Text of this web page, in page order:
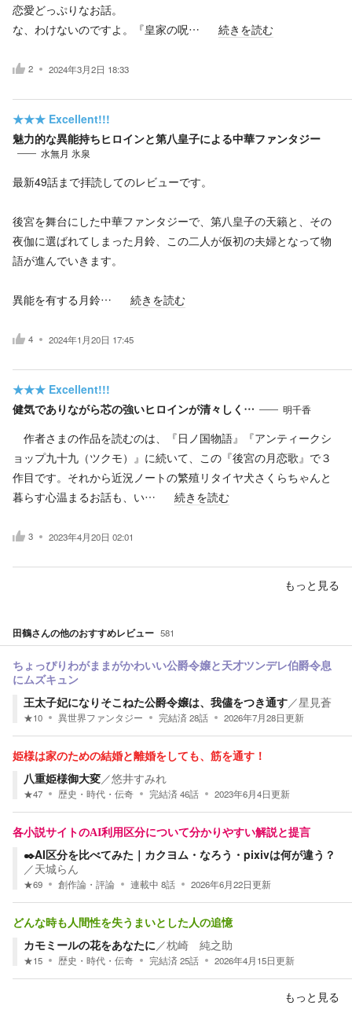
恋愛どっぷりなお話。
な、わけないのですよ。『皇家の呪…
続きを読む
2 2024年3月2日 18:33
★★★ Excellent!!!
魅力的な異能持ちヒロインと第八皇子による中華ファンタジー
水無月 氷泉
最新49話まで拝読してのレビューです。
後宮を舞台にした中華ファンタジーで、第八皇子の天籟と、その
夜伽に選ばれてしまった月鈴、この二人が仮初の夫婦となって物
語が進んでいきます。
異能を有する月鈴… 続きを読む
4 2024年1月20日 17:45
★★★ Excellent!!!
健気でありながら芯の強いヒロインが清々しく…
明千香
作者さまの作品を読むのは、『日ノ国物語』『アンティークシ
ョップ九十九（ツクモ）』に続いて、この『後宮の月恋歌』で３
作目です。それから近況ノートの繁殖リタイヤ犬さくらちゃんと
暮らす心温まるお話も、い…
続きを読む
3 2023年4月20日 02:01
もっと見る
田鶴さんの他のおすすめレビュー 581
ちょっぴりわがままがかわいい公爵令嬢と天才ツンデレ伯爵令息
にムズキュン
王太子妃になりそこねた公爵令嬢は、我儘をつき通す／星見蒼
★10 異世界ファンタジー 完結済28話 2026年7月28日更新
姫様は家のための結婚と離婚をしても、筋を通す！
八重姫様御大変／悠井すみれ
★47 歴史・時代・伝奇 完結済46話 2023年6月4日更新
各小説サイトのAI利用区分について分かりやすい解説と提言
✒️AI区分を比べてみた｜カクヨム・なろう・pixivは何が違う？
／天城らん
★69 創作論・評論 連載中 8話 2026年6月22日更新
どんな時も人間性を失うまいとした人の追憶
カモミールの花をあなたに ／枕崎 純之助
★15 歴史・時代・伝奇 完結済25話 2026年4月15日更新
もっと見る